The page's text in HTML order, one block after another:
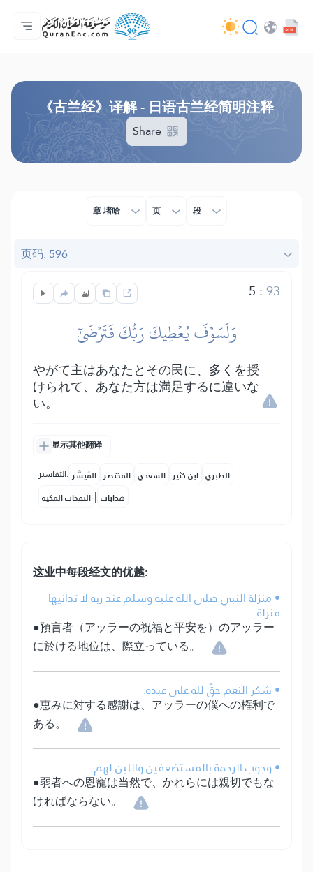
主页
译解目录
Audio
开发者服务 - API
关于此项目
联系我们
语言
《古兰经》译解 - 日语古兰经简明注释
Share
章 堵哈 页 段
页码: 596
5 :93
وَلَسَوۡفَ يُعۡطِيكَ رَبُّكَ فَتَرۡضَىٰٓ
やがて主はあなたとその民に、多くを授
けられて、あなた方は満足するに違いな
い。
显示其他翻译
التفاسير: المُيسَّر المختصر السعدي ابن كثير الطبري
النفحات المكية | هدايات
这业中每段经文的优越:
• منزلة النبي صلى الله عليه وسلم عند ربه لا تدانيها
منزلة.
●預言者（アッラーの祝福と平安を）のアッラー
に於ける地位は、際立っている。
• شكر النعم حقّ لله على عبده.
●恵みに対する感謝は、アッラーの僕への権利で
ある。
• وجوب الرحمة بالمستضعفين واللين لهم.
●弱者への恩寵は当然で、かれらには親切でもな
ければならない。